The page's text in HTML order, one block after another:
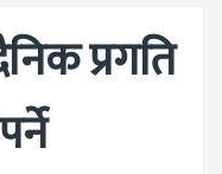
प्रगति